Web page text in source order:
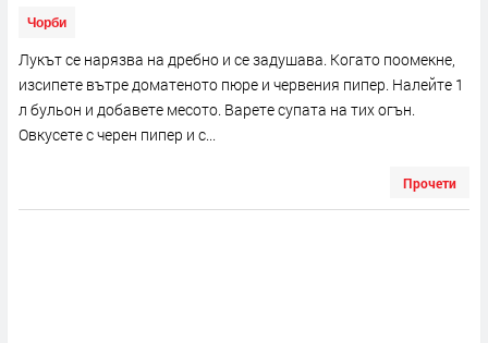
Чорби
Лукът се нарязва на дребно и се задушава. Когато поомекне,
изсипете вътре доматеното пюре и червения пипер. Налейте 1
л бульон и добавете месото. Варете супата на тих огън.
Овкусете с черен пипер и с...
Прочети